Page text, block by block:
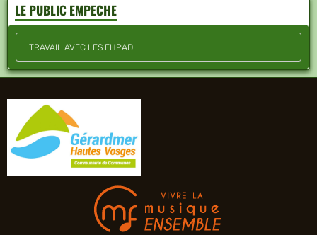
LE PUBLIC EMPECHE
TRAVAIL AVEC LES EHPAD